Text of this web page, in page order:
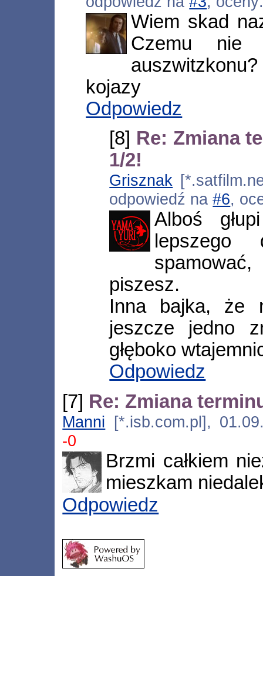
Wiem skad
Czemu nie
kojazy
Odpowiedz
[8] Re: Zmiana
1/2!
Grisznak
odpowiedź na#6,
Alboś
piszesz.
Inna bajka, że
jeszcze jedno
głęboko
Odpowiedz
[7] Re: Zmiana
Manni [*.isb.com.pl],
-0
Brzmi całkiem
mieszkam
Odpowiedz